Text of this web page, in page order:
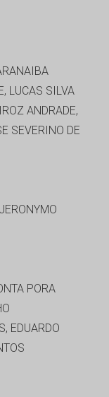
LUCAS SILVA
ANDRADE,
SEVERINO DE
PORA
EDUARDO